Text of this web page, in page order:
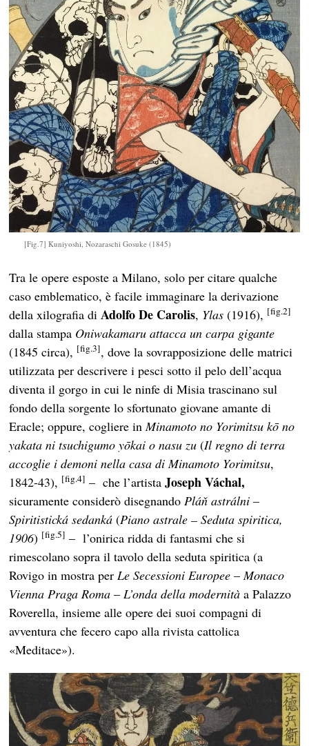
[Fig.7] Kuniyoshi, Nozaraschi Gosuke (1845)
Tra le opere esposte a Milano, solo per citare qualche
caso emblematico, è facile immaginare la derivazione
della xilografia diAdolfo De Carolis, Ylas (1916), [fig.2]
dalla stampa Oniwakamaru attacca un carpa gigante
(1845 circa), [fig.3], dove la sovrapposizione delle matrici
utilizzata per descrivere i pesci sotto il pelo dell’acqua
diventa il gorgo in cui le ninfe di Misia trascinano sul
fondo della sorgente lo sfortunato giovane amante di
Eracle; oppure, cogliere inMinamoto no Yorimitsu kō no
yakata ni tsuchigumo yōkai o nasu zu (Il regno di terra
accoglie i demoni nella casa di Minamoto Yorimitsu,
1842-43), [fig.4] – che l’artistaJoseph Váchal,
sicuramente considerò disegnandoPláň astrálni–
Spiritistická sedanká(Piano astrale – Seduta spiritica,
1906) [fig.5] ­– l’onirica ridda di fantasmi che si
rimescolano sopra il tavolo della seduta spiritica (a
Rovigo in mostra perLe Secessioni Europee–Monaco
Vienna Praga Roma–L’onda della modernità a Palazzo
Roverella, insieme alle opere dei suoi compagni di
avventura che fecero capo alla rivista cattolica
«Meditace»).